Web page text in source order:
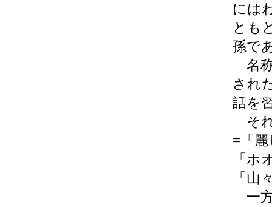
には
とも
孫で
名
され
話を
そ
=「
「ホ
「山
一